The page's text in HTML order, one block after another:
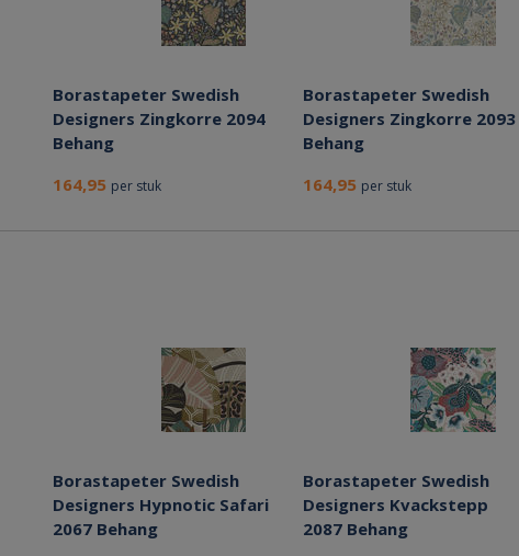
Borastapeter Swedish
Designers Zingkorre 2094
Behang
164,95 per stuk
Borastapeter Swedish
Designers Zingkorre 2093
Behang
164,95 per stuk
Borastapeter Swedish
Designers Hypnotic Safari
2067 Behang
Borastapeter Swedish
Designers Kvackstepp
2087 Behang